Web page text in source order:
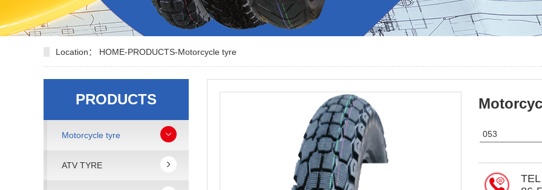
Location： HOME-PRODUCTS-Motorcycle tyre
PRODUCTS
Motorcycle tyre
ATV TYRE
053
TEL